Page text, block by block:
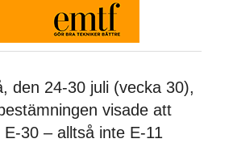
den 24-30 juli (vecka 30),
visade att
30 – alltså inte E-11